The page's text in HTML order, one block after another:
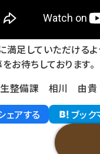
足していただけるよ
お待ちしております。
生整備課 相川 由貴
ェアする ブック